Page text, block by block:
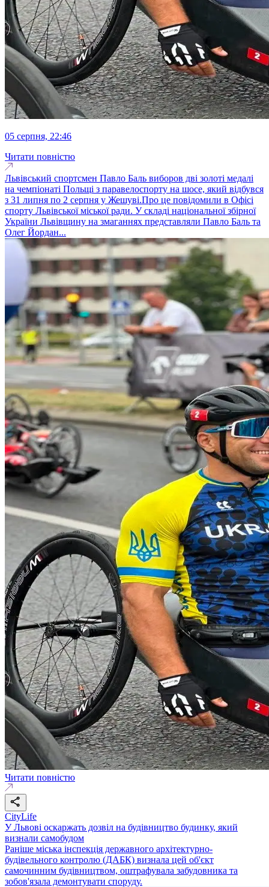
05 серпня, 22:46
Читати повністю
Львівський спортсмен Павло Баль виборов дві золоті медалі
на чемпіонаті Польщі з паравелоспорту на шосе, який відбувся
з 31 липня по 2 серпня у Жешуві.Про це повідомили в Офісі
спорту Львівської міської ради. У складі національної збірної
України Львівщину на змаганнях представляли Павло Баль та
Олег Йордан...
Читати повністю
CityLife
У Львові оскаржать дозвіл на будівництво будинку, який
визнали самобудом
Раніше міська інспекція державного архітектурно-
будівельного контролю (ДАБК) визнала цей об'єкт
самочинним будівництвом, оштрафувала забудовника та
зобов'язала демонтувати споруду.